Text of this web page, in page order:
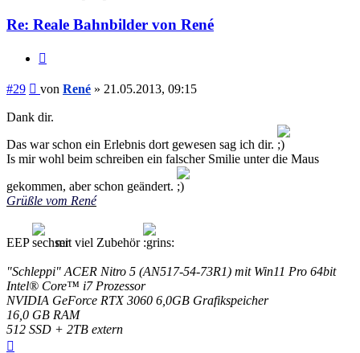
Re: Reale Bahnbilder von René
#29 Beitrag
von René » 21.05.2013, 09:15
Dank dir.
Das war schon ein Erlebnis dort gewesen sag ich dir.
Is mir wohl beim schreiben ein falscher Smilie unter die Maus
gekommen, aber schon geändert.
Grüßle vom René
EEP mit viel Zubehör
"Schleppi" ACER Nitro 5 (AN517-54-73R1) mit Win11 Pro 64bit
Intel® Core™ i7 Prozessor
NVIDIA GeForce RTX 3060 6,0GB Grafikspeicher
16,0 GB RAM
512 SSD + 2TB extern